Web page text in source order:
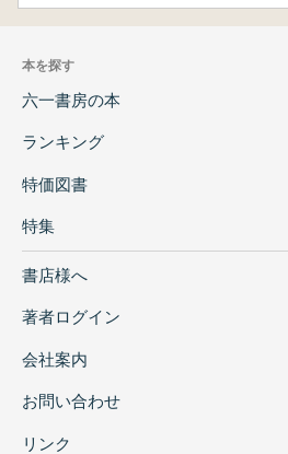
本を探す
六一書房の本
ランキング
特価図書
特集
書店様へ
著者ログイン
会社案内
お問い合わせ
リンク